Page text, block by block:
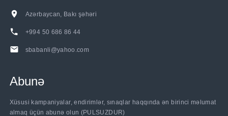
Azərbaycan, Bakı şəhəri
+994 50 686 86 44
sbabanli@yahoo.com
Abunə
Xüsusi kampaniyalar, endirimlər, sınaqlar haqqında ən birinci məlumat
almaq üçün abunə olun (PULSUZDUR)